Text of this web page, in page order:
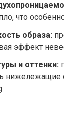
что
образа:
эффект
и оттенки:
нижележащие